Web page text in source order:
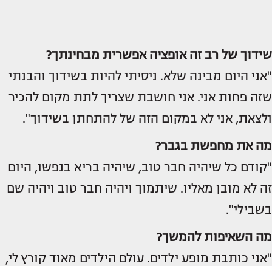
שידוך של רב זה אופציה אפשרית מבחינתך?
"אני היום מבינה שלא. ניסיתי להיות בשידוך והבנתי
שזה פחות אני. אני חושבת שצריך לתת מקום להכיר
ולצאת, אני לא במקום הזה של להתחתן בשידוך".
מה את מחפשת בגבר?
"קודם כל שיהיה חבר טוב, שיהיה בריא בנפשו, היום
זה לא מובן מאליו. שיתמוך ויהיה חבר טוב ויהיה שם
בשבילי".
מה השאיפות להמשך?
"אני כותבת מופע ילדים. עולם הילדים מאוד קורץ לי,